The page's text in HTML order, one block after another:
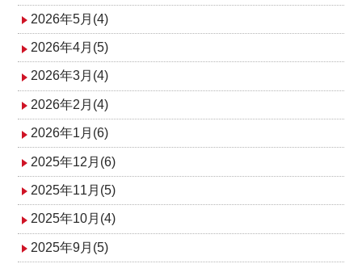
2026年5月(4)
2026年4月(5)
2026年3月(4)
2026年2月(4)
2026年1月(6)
2025年12月(6)
2025年11月(5)
2025年10月(4)
2025年9月(5)